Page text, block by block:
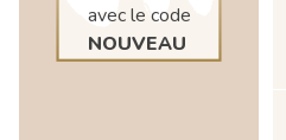
avec le code
NOUVEAU